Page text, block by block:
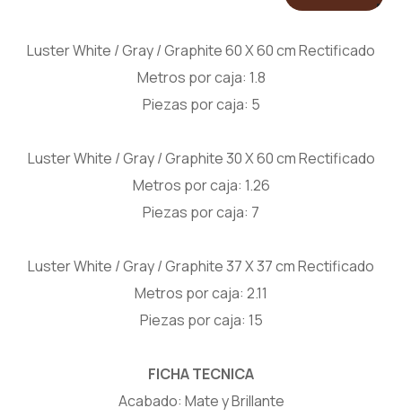
Luster White / Gray / Graphite 60 X 60 cm Rectificado
Metros por caja: 1.8
Piezas por caja: 5
Luster White / Gray / Graphite 30 X 60 cm Rectificado
Metros por caja: 1.26
Piezas por caja: 7
Luster White / Gray / Graphite 37 X 37 cm Rectificado
Metros por caja: 2.11
Piezas por caja: 15
FICHA TECNICA
Acabado: Mate y Brillante